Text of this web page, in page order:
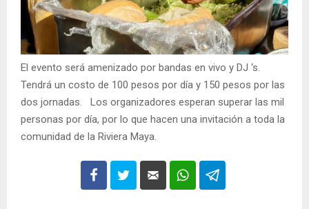
El evento será amenizado por bandas en vivo y DJ ‘s.
Tendrá un costo de 100 pesos por día y 150 pesos por las
dos jornadas. Los organizadores esperan superar las mil
personas por día, por lo que hacen una invitación a toda la
comunidad de la Riviera Maya.